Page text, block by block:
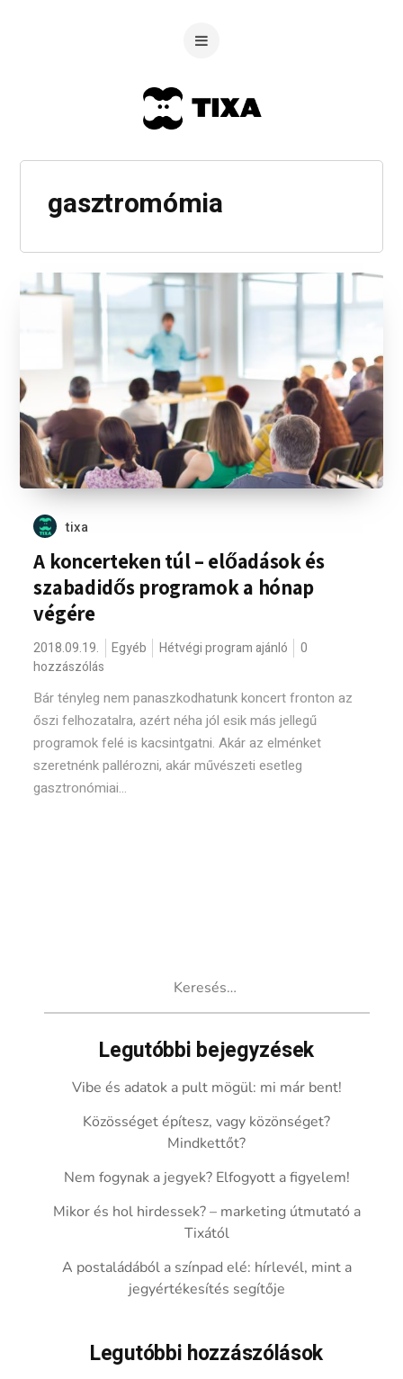
gasztromómia
tixa
A koncerteken túl – előadások és
szabadidős programok a hónap
végére
2018.09.19. Egyéb Hétvégi program ajánló
0
hozzászólás
Bár tényleg nem panaszkodhatunk koncert fronton az
őszi felhozatalra, azért néha jól esik más jellegű
programok felé is kacsintgatni. Akár az elménket
szeretnénk pallérozni, akár művészeti esetleg
gasztronómiai...
Legutóbbi bejegyzések
Vibe és adatok a pult mögül: mi már bent!
Közösséget építesz, vagy közönséget?
Mindkettőt?
Nem fogynak a jegyek? Elfogyott a figyelem!
Mikor és hol hirdessek? – marketing útmutató a
Tixától
A postaládából a színpad elé: hírlevél, mint a
jegyértékesítés segítője
Legutóbbi hozzászólások